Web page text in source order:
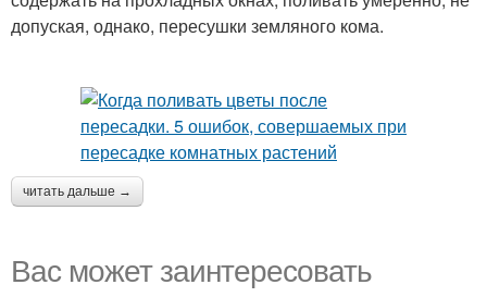
допуская, однако, пересушки земляного кома.
читать дальше →
Вас может заинтересовать